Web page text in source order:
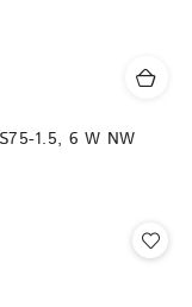
1.5, 6 W NW